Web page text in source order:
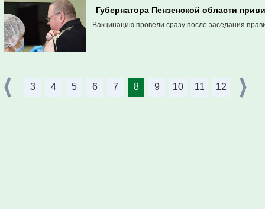
Губернатора Пензенской области
Вакцинацию провели сразу после заседания
3 4 5 6 7 8 9 10 11 12